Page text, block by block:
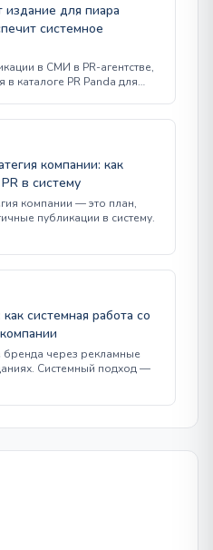
издание для пиара
системное
в СМИ в PR-агентстве,
каталоге PR Panda для…
компании: как
в систему
компании — это план,
публикации в систему.
системная работа со
бренда через рекламные
Системный подход —